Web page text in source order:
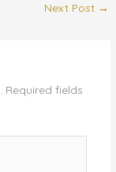
Next Post →
Required fields